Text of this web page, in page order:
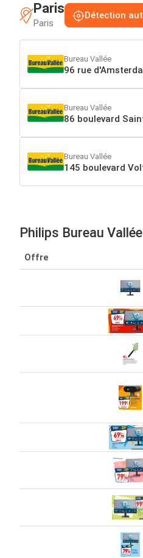
Paris
Paris
Détection
Bureau Vallée
96 rue
Bureau Vallée
86 boulevard
Bureau Vallée
145 boulevard
Philips Bureau
Offre